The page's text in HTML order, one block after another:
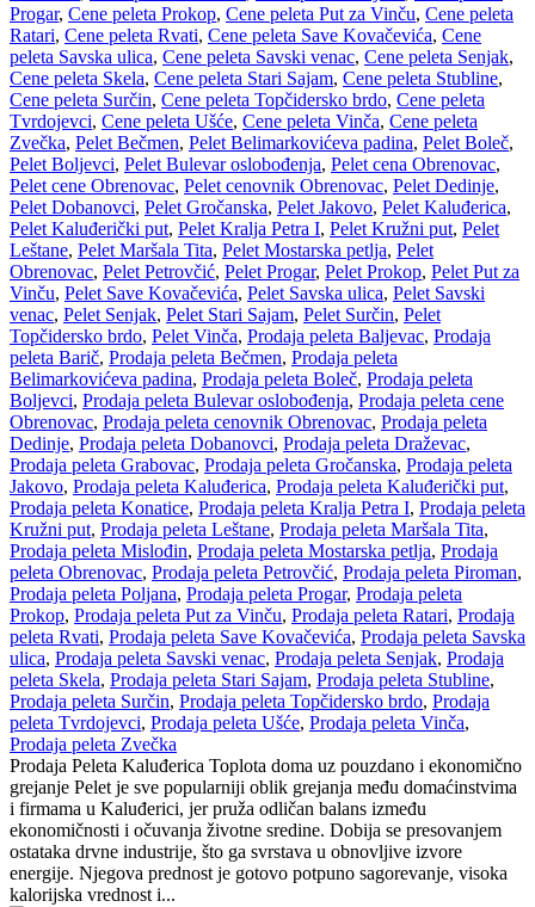
Progar, Cene peleta Prokop, Cene peleta Put za Vinču, Cene peleta
Ratari, Cene peleta Rvati, Cene peleta Save Kovačevića, Cene
peleta Savska ulica, Cene peleta Savski venac, Cene peleta Senjak,
Cene peleta Skela, Cene peleta Stari Sajam, Cene peleta Stubline,
Cene peleta Surčin, Cene peleta Topčidersko brdo, Cene peleta
Tvrdojevci, Cene peleta Ušće, Cene peleta Vinča, Cene peleta
Zvečka, Pelet Bečmen, Pelet Belimarkovićeva padina, Pelet Boleč,
Pelet Boljevci, Pelet Bulevar oslobođenja, Pelet cena Obrenovac,
Pelet cene Obrenovac, Pelet cenovnik Obrenovac, Pelet Dedinje,
Pelet Dobanovci, Pelet Gročanska, Pelet Jakovo, Pelet Kaluđerica,
Pelet Kaluđerički put, Pelet Kralja Petra I, Pelet Kružni put, Pelet
Leštane, Pelet Maršala Tita, Pelet Mostarska petlja, Pelet
Obrenovac, Pelet Petrovčić, Pelet Progar, Pelet Prokop, Pelet Put za
Vinču, Pelet Save Kovačevića, Pelet Savska ulica, Pelet Savski
venac, Pelet Senjak, Pelet Stari Sajam, Pelet Surčin, Pelet
Topčidersko brdo, Pelet Vinča, Prodaja peleta Baljevac, Prodaja
peleta Barič, Prodaja peleta Bečmen, Prodaja peleta
Belimarkovićeva padina, Prodaja peleta Boleč, Prodaja peleta
Boljevci, Prodaja peleta Bulevar oslobođenja, Prodaja peleta cene
Obrenovac, Prodaja peleta cenovnik Obrenovac, Prodaja peleta
Dedinje, Prodaja peleta Dobanovci, Prodaja peleta Draževac,
Prodaja peleta Grabovac, Prodaja peleta Gročanska, Prodaja peleta
Jakovo, Prodaja peleta Kaluđerica, Prodaja peleta Kaluđerički put,
Prodaja peleta Konatice, Prodaja peleta Kralja Petra I, Prodaja peleta
Kružni put, Prodaja peleta Leštane, Prodaja peleta Maršala Tita,
Prodaja peleta Mislođin, Prodaja peleta Mostarska petlja, Prodaja
peleta Obrenovac, Prodaja peleta Petrovčić, Prodaja peleta Piroman,
Prodaja peleta Poljana, Prodaja peleta Progar, Prodaja peleta
Prokop, Prodaja peleta Put za Vinču, Prodaja peleta Ratari, Prodaja
peleta Rvati, Prodaja peleta Save Kovačevića, Prodaja peleta Savska
ulica, Prodaja peleta Savski venac, Prodaja peleta Senjak, Prodaja
peleta Skela, Prodaja peleta Stari Sajam, Prodaja peleta Stubline,
Prodaja peleta Surčin, Prodaja peleta Topčidersko brdo, Prodaja
peleta Tvrdojevci, Prodaja peleta Ušće, Prodaja peleta Vinča,
Prodaja peleta Zvečka
Prodaja Peleta Kaluđerica Toplota doma uz pouzdano i ekonomično
grejanje Pelet je sve popularniji oblik grejanja među domaćinstvima
i firmama u Kaluđerici, jer pruža odličan balans između
ekonomičnosti i očuvanja životne sredine. Dobija se presovanjem
ostataka drvne industrije, što ga svrstava u obnovljive izvore
energije. Njegova prednost je gotovo potpuno sagorevanje, visoka
kalorijska vrednost i...